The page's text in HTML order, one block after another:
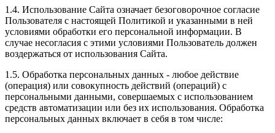
1.4. Использование Сайта означает безоговорочное согласие
Пользователя с настоящей Политикой и указанными в ней
условиями обработки его персональной информации. В
случае несогласия с этими условиями Пользователь должен
воздержаться от использования Сайта.
1.5. Обработка персональных данных - любое действие
(операция) или совокупность действий (операций) с
персональными данными, совершаемых с использованием
средств автоматизации или без их использования. Обработка
персональных данных включает в себя в том числе: